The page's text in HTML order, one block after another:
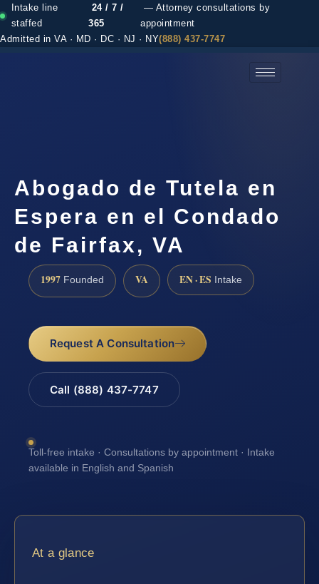
Intake line
staffed
24 / 7 /
365
— Attorney consultations by
appointment
Admitted in VA · MD · DC · NJ · NY(888) 437-7747
Abogado de Tutela en
Espera en el Condado
de Fairfax, VA
1997 Founded VA EN · ES Intake
Request A Consultation
Call (888) 437-7747
Toll-free intake · Consultations by appointment · Intake
available in English and Spanish
At a glance